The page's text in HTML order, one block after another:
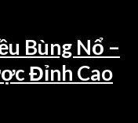
Bùng Nổ –
Đỉnh Cao